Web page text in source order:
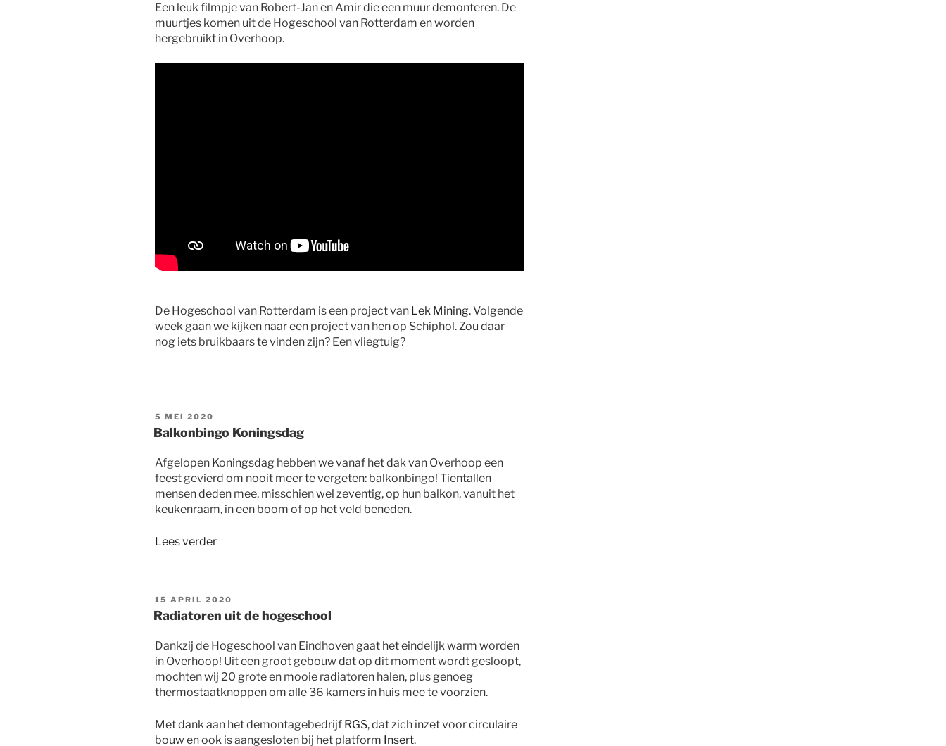
Een leuk filmpje van Robert-Jan en Amir die een muur demonteren. De
muurtjes komen uit de Hogeschool van Rotterdam en worden
hergebruikt in Overhoop.
De Hogeschool van Rotterdam is een project van Lek Mining. Volgende
week gaan we kijken naar een project van hen op Schiphol. Zou daar
nog iets bruikbaars te vinden zijn? Een vliegtuig?
GEPLAATST
OP
5 MEI 2020
Balkonbingo Koningsdag
Afgelopen Koningsdag hebben we vanaf het dak van Overhoop een
feest gevierd om nooit meer te vergeten: balkonbingo! Tientallen
mensen deden mee, misschien wel zeventig, op hun balkon, vanuit het
keukenraam, in een boom of op het veld beneden.
Lees verder“Balkonbingo
GEPLAATST
OP
15 APRIL 2020
Radiatoren uit de hogeschool
Dankzij de Hogeschool van Eindhoven gaat het eindelijk warm worden
in Overhoop! Uit een groot gebouw dat op dit moment wordt gesloopt,
mochten wij 20 grote en mooie radiatoren halen, plus genoeg
thermostaatknoppen om alle 36 kamers in huis mee te voorzien.
Met dank aan het demontagebedrijf RGS, dat zich inzet voor circulaire
bouw en ook is aangesloten bij het platform Insert.